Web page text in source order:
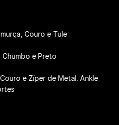
Couro e Tule
Chumbo e Preto
e Zíper de Metal. Ankle